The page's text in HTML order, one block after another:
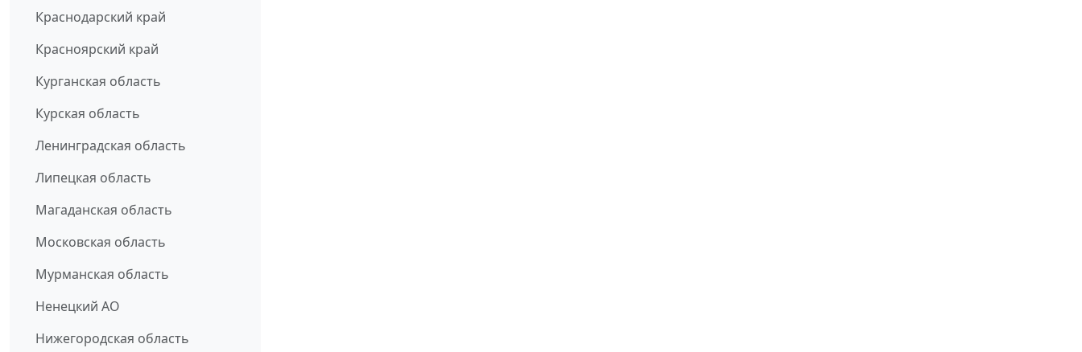
Краснодарский край
Красноярский край
Курганская область
Курская область
Ленинградская область
Липецкая область
Магаданская область
Московская область
Мурманская область
Ненецкий АО
Нижегородская область